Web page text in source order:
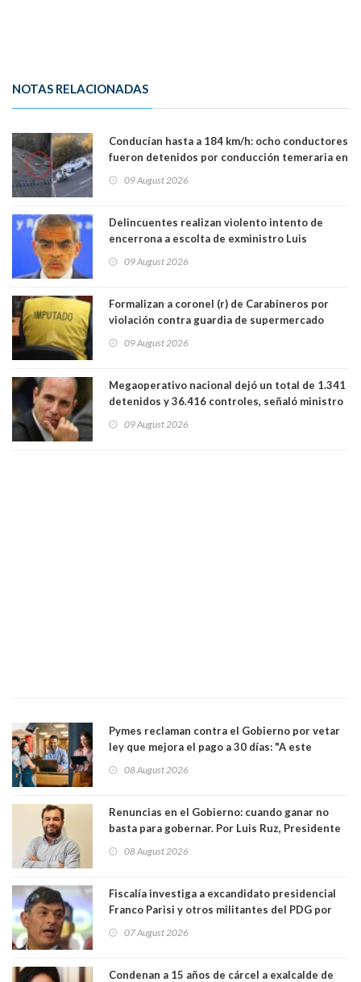
NOTAS RELACIONADAS
Conducían hasta a 184 km/h: ocho conductores
fueron detenidos por conducción temeraria en
09 August 2026
Delincuentes realizan violento intento de
encerrona a escolta de exministro Luis
Lo Espejo
09 August 2026
Formalizan a coronel (r) de Carabineros por
violación contra guardia de supermercado
09 August 2026
Megaoperativo nacional dejó un total de 1.341
detenidos y 36.416 controles, señaló ministro
09 August 2026
Pymes reclaman contra el Gobierno por vetar
ley que mejora el pago a 30 días: "A este
medianas empresas"
08 August 2026
Renuncias en el Gobierno: cuando ganar no
basta para gobernar. Por Luis Ruz, Presidente
08 August 2026
Fiscalía investiga a excandidato presidencial
Franco Parisi y otros militantes del PDG por
07 August 2026
Condenan a 15 años de cárcel a exalcalde de